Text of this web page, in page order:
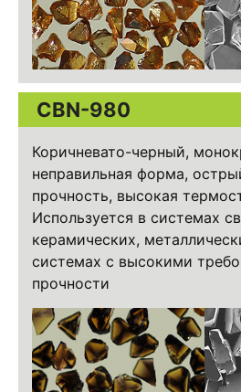
CBN-980
Коричневато-черный,
неправильная форма,
прочность, высокая
Используется в системах
керамических,
системах с высокими
прочности